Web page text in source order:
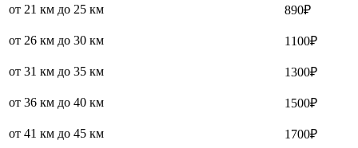
от 21 км до 25 км 890₽
от 26 км до 30 км 1100₽
от 31 км до 35 км 1300₽
от 36 км до 40 км 1500₽
от 41 км до 45 км 1700₽